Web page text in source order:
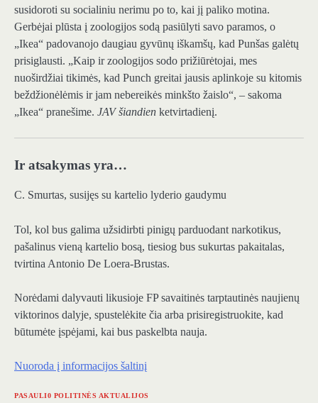
susidoroti su socialiniu nerimu po to, kai jį paliko motina.
Gerbėjai plūsta į zoologijos sodą pasiūlyti savo paramos, o
„Ikea“ padovanojo daugiau gyvūnų iškamšų, kad Punšas galėtų
prisiglausti. „Kaip ir zoologijos sodo prižiūrėtojai, mes
nuoširdžiai tikimės, kad Punch greitai jausis aplinkoje su kitomis
beždžionėlėmis ir jam nebereikės minkšto žaislo“, – sakoma
„Ikea“ pranešime. JAV šiandien ketvirtadienį.
Ir atsakymas yra…
C. Smurtas, susijęs su kartelio lyderio gaudymu
Tol, kol bus galima užsidirbti pinigų parduodant narkotikus,
pašalinus vieną kartelio bosą, tiesiog bus sukurtas pakaitalas,
tvirtina Antonio De Loera-Brustas.
Norėdami dalyvauti likusioje FP savaitinės tarptautinės naujienų
viktorinos dalyje, spustelėkite čia arba prisiregistruokite, kad
būtumėte įspėjami, kai bus paskelbta nauja.
Nuoroda į informacijos šaltinį
PASAULI0 POLITINĖS AKTUALIJOS